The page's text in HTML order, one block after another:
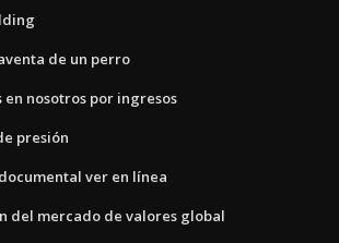
de un perro
en nosotros por ingresos
presión
ver en línea
del mercado de valores global